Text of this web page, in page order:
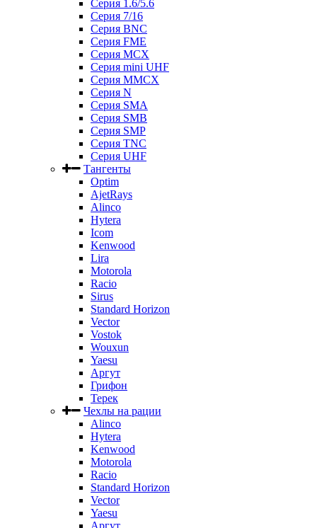
Серия 1.6/5.6
Серия 7/16
Серия BNC
Серия FME
Серия MCX
Серия mini UHF
Серия MMCX
Серия N
Серия SMA
Серия SMB
Серия SMP
Серия TNC
Серия UHF
Тангенты
Optim
AjetRays
Alinco
Hytera
Icom
Kenwood
Lira
Motorola
Racio
Sirus
Standard Horizon
Vector
Vostok
Wouxun
Yaesu
Аргут
Грифон
Терек
Чехлы на рации
Alinco
Hytera
Kenwood
Motorola
Racio
Standard Horizon
Vector
Yaesu
Аргут